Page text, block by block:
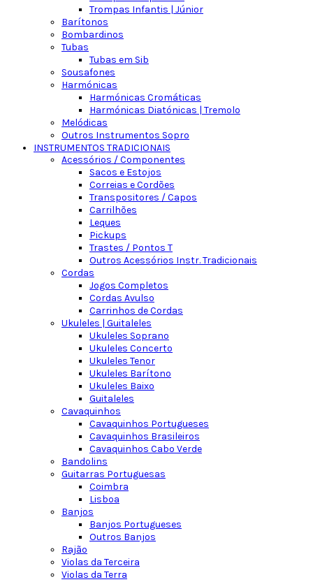
Trompas Infantis | Júnior
Barítonos
Bombardinos
Tubas
Tubas em Sib
Sousafones
Harmónicas
Harmónicas Cromáticas
Harmónicas Diatónicas | Tremolo
Melódicas
Outros Instrumentos Sopro
INSTRUMENTOS TRADICIONAIS
Acessórios / Componentes
Sacos e Estojos
Correias e Cordões
Transpositores / Capos
Carrilhões
Leques
Pickups
Trastes / Pontos T
Outros Acessórios Instr. Tradicionais
Cordas
Jogos Completos
Cordas Avulso
Carrinhos de Cordas
Ukuleles | Guitaleles
Ukuleles Soprano
Ukuleles Concerto
Ukuleles Tenor
Ukuleles Barítono
Ukuleles Baixo
Guitaleles
Cavaquinhos
Cavaquinhos Portugueses
Cavaquinhos Brasileiros
Cavaquinhos Cabo Verde
Bandolins
Guitarras Portuguesas
Coimbra
Lisboa
Banjos
Banjos Portugueses
Outros Banjos
Rajão
Violas da Terceira
Violas da Terra